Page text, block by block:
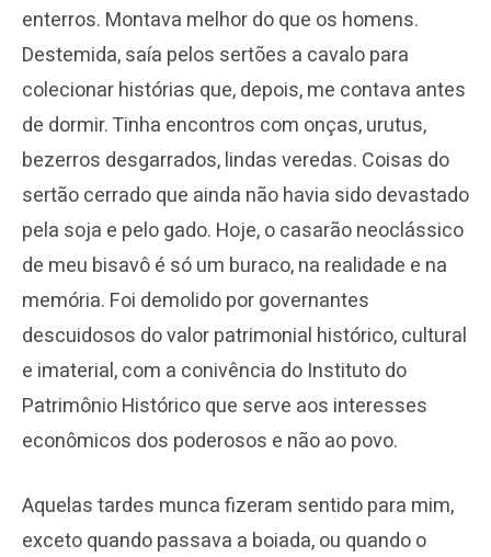
enterros. Montava melhor do que os homens.
Destemida, saía pelos sertões a cavalo para
colecionar histórias que, depois, me contava antes
de dormir. Tinha encontros com onças, urutus,
bezerros desgarrados, lindas veredas. Coisas do
sertão cerrado que ainda não havia sido devastado
pela soja e pelo gado. Hoje, o casarão neoclássico
de meu bisavô é só um buraco, na realidade e na
memória. Foi demolido por governantes
descuidosos do valor patrimonial histórico, cultural
e imaterial, com a conivência do Instituto do
Patrimônio Histórico que serve aos interesses
econômicos dos poderosos e não ao povo.
Aquelas tardes munca fizeram sentido para mim,
exceto quando passava a boiada, ou quando o